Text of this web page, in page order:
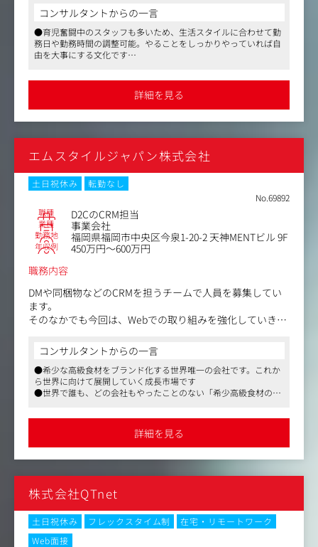
ェクト推進
モグモは1歳6ヶ月から6歳までの幼児を対象にした栄養満
点の冷凍宅配食事サービスです。
忙しい保護者のために、健康的かつバランスの取れた食事
を提供し、お子様の成長をサポートしています。
家族の成長を支えるライフスタイルブランドです。
冷凍幼児食ブランド「モグモ」を展開する当社にてブラン
きます。
＜具体的には＞
・新規顧客獲得施策立案、ディレクション
・CRM施策の設計、改善、検証
・商品企画、開発プロジェクト推進
・マーケティング施策全般の改善提案
・ブランド価値向上に向けた施策立案、実行
・その他事業成長に必要な業務
※周囲を巻き込み、裁量を持って企画から実行まで一貫し
て携われる環境です。
コンサルタントからの一言
●育児奮闘中のスタッフも多いため、生活スタイルに合わせて勤
務日や勤務時間の調整可能。やることをしっかりやっていれば自
由を大事にする文化です
詳細を見る
エムスタイルジャパン株式会社
土日祝休み
転勤なし
No.69892
職種 D2CのCRM担当
業種 事業会社
勤務地 福岡県福岡市中央区今泉1-20-2 天神MENTビル 9F
年収例
450万円～600万円
職務内容
DMや同梱物などのCRMを担うチームで人員を募集してい
ます。
そのなかでも今回は、Webでの取り組みを強化していきた
っていただきます。
あくまで「CRMチーム」としての動きなので、Web専任で
はありません。それゆえ、紙領域の業務も経験できるし、
紙との連携もできます。
美を代表する有名人の方々、富裕層の方々が日常的に取り
入れている同社のプロダクト。リピートを促進していき、
【変更の範囲】無
コンサルタントからの一言
●希少な高級食材をブランド化する世界唯一の会社です。これか
ら世界に向けて展開していく成長市場です
●世界で誰も、どの会社もやったことのない「希少高級食材の世
義でなく同社のブランドをいかに広めるか、という視点での業務
詳細を見る
株式会社QTnet
土日祝休み フレックスタイム制
在宅・リモートワーク
Web面接